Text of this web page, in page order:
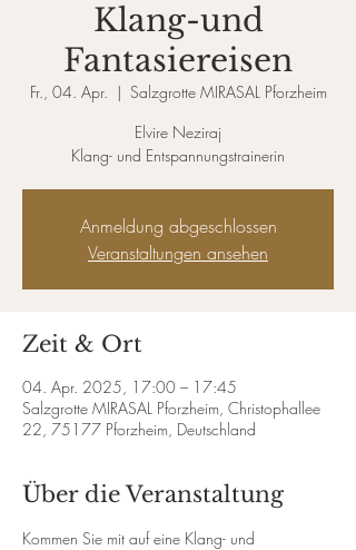
Klang-und
Fantasiereisen
Fr., 04. Apr.
  |
Salzgrotte MIRASAL Pforzheim
Elvire Neziraj
Klang- und Entspannungstrainerin
Anmeldung abgeschlossen
Veranstaltungen ansehen
Zeit & Ort
04. Apr. 2025, 17:00 – 17:45
Salzgrotte MIRASAL Pforzheim, Christophallee
22, 75177 Pforzheim, Deutschland
Über die Veranstaltung
Kommen Sie mit auf eine Klang- und